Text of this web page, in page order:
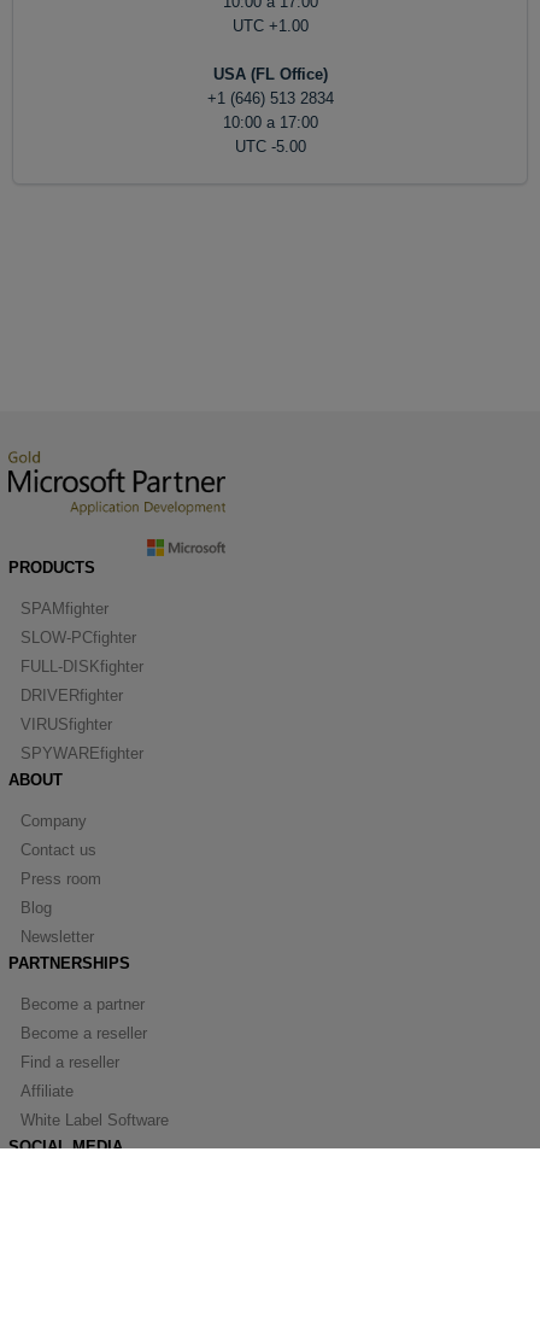
UTC +1.00
USA (FL Office)
+1 (646) 513 2834
10:00 a 17:00
UTC -5.00
PRODUCTS
SPAMfighter
SLOW-PCfighter
FULL-DISKfighter
DRIVERfighter
VIRUSfighter
SPYWAREfighter
ABOUT
Company
Contact us
Press room
Blog
Newsletter
PARTNERSHIPS
Become a partner
Become a reseller
Find a reseller
Affiliate
White Label Software
SOCIAL MEDIA